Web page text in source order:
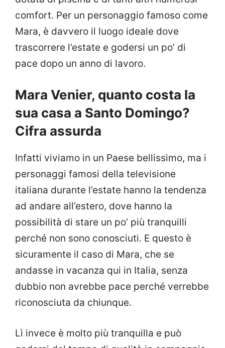
comfort. Per un personaggio famoso come
Mara, è davvero il luogo ideale dove
trascorrere l’estate e godersi un po’ di
pace dopo un anno di lavoro.
Mara Venier, quanto costa la
sua casa a Santo Domingo?
Cifra assurda
Infatti viviamo in un Paese bellissimo, ma i
personaggi famosi della televisione
italiana durante l’estate hanno la tendenza
ad andare all’estero, dove hanno la
possibilità di stare un po’ più tranquilli
perché non sono conosciuti. E questo è
sicuramente il caso di Mara, che se
andasse in vacanza qui in Italia, senza
dubbio non avrebbe pace perché verrebbe
riconosciuta da chiunque.
Lì invece è molto più tranquilla e può